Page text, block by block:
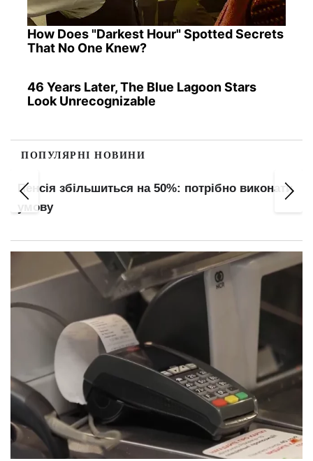
How Does "Darkest Hour" Spotted Secrets
That No One Knew?
46 Years Later, The Blue Lagoon Stars
Look Unrecognizable
ПОПУЛЯРНІ НОВИНИ
Пенсія збільшиться на 50%: потрібно виконати
умову